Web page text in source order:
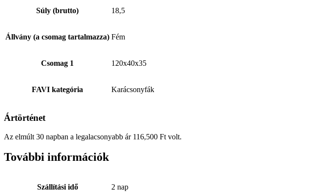
Súly (brutto) 18,5
Állvány (a csomag tartalmazza) Fém
Csomag 1 120x40x35
FAVI kategória Karácsonyfák
Ártörténet
Az elmúlt 30 napban a legalacsonyabb ár 116,500 Ft volt.
További információk
Szállítási idő 2 nap